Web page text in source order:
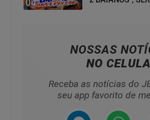
04
NOSSAS
NO
Receba as notícias do
seu app favorito de